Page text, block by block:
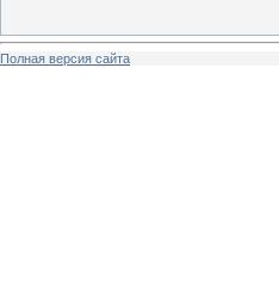
Полная версия сайта